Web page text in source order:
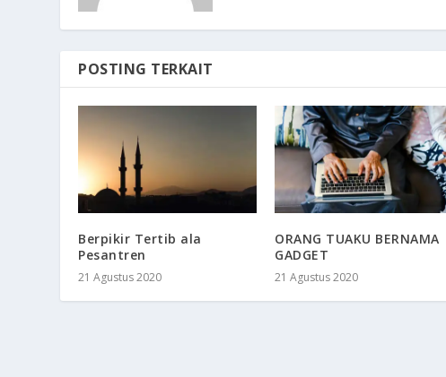
POSTING TERKAIT
Berpikir Tertib ala
Pesantren
21 Agustus 2020
ORANG TUAKU BERNAMA
GADGET
21 Agustus 2020